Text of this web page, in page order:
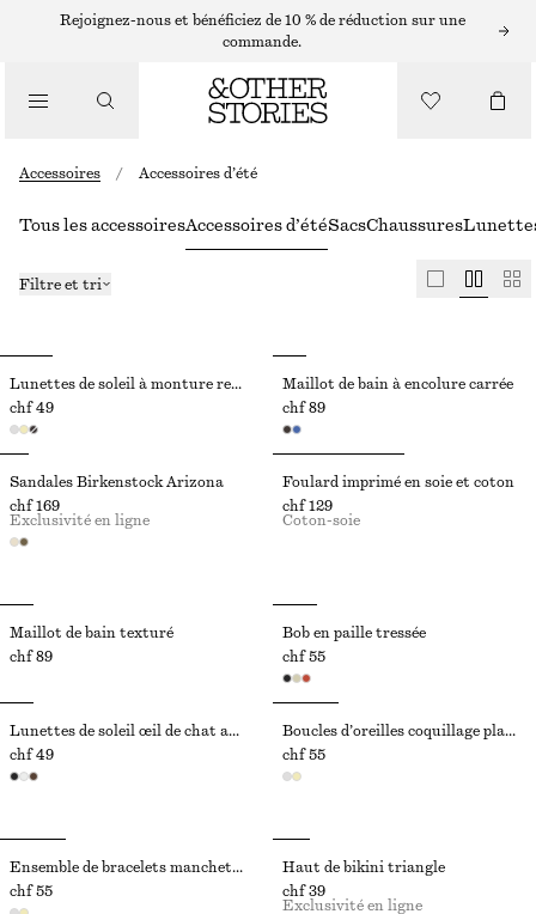
Rejoignez-nous et bénéficiez de 10 % de réduction sur une
commande.
Accessoires / Accessoires d’été
Tous les accessoiresAccessoires d’étéSacsChaussures
Filtre et tri
Lunettes de soleil à monture rectangulaire et fine
chf 49
Maillot de bain à encolure carrée
chf 89
Sandales Birkenstock Arizona
chf 169
Exclusivité en ligne
Foulard imprimé en soie et coton
chf 129
Coton-soie
Maillot de bain texturé
chf 89
Bob en paille tressée
chf 55
Lunettes de soleil œil de chat angulaires
chf 49
Boucles d’oreilles coquillage plaquées argent
chf 55
Ensemble de bracelets manchettes
chf 55
Haut de bikini triangle
chf 39
Exclusivité en ligne